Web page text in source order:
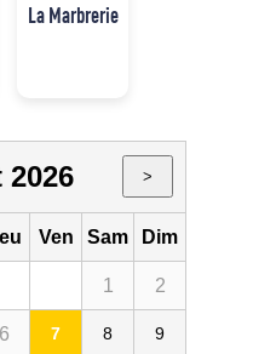
La Marbrerie
2026 >
Ven Sam Dim
1 2
6 7 8 9